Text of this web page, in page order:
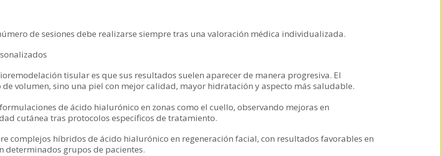
de sesiones debe realizarse siempre tras una valoración médica individualizada.
tisular es que sus resultados suelen aparecer de manera progresiva. El
volumen, sino una piel con mejor calidad, mayor hidratación y aspecto más saludable.
de ácido hialurónico en zonas como el cuello, observando mejoras en
cutánea tras protocolos específicos de tratamiento.
complejos híbridos de ácido hialurónico en regeneración facial, con resultados favorables en
grupos de pacientes.